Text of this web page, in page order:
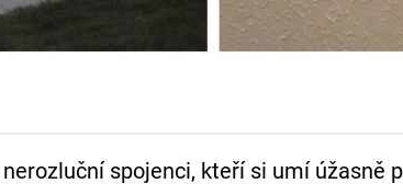
spojenci, kteří si umí úžasně